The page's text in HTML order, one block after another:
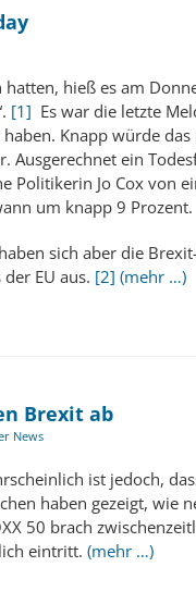
hieß es am
[1] Es war die letzte
Knapp würde
ein
Politikerin Jo Cox von
um knapp 9 Prozent.
sich aber die
EU aus. [2] (mehr …)
Brexit ab
News
ist jedoch,
haben gezeigt, wie
50 brach
eintritt. (mehr …)